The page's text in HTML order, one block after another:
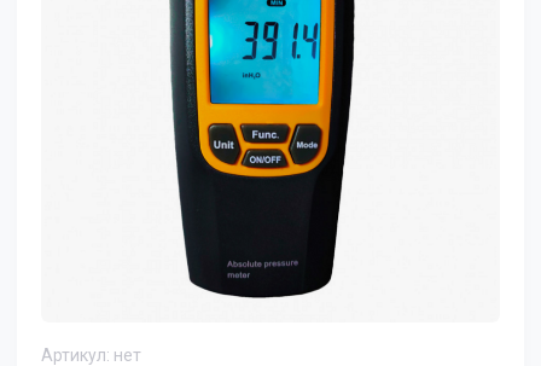
Артикул: нет